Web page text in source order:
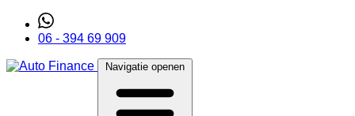
06 - 394 69 909
Navigatie openen